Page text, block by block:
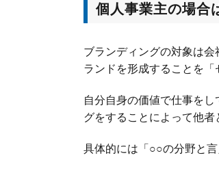
個人事業主の場合
ブランディングの対象は
ランドを形成することを「
自分自身の価値で仕事を
グをすることによって他者
具体的には「○○の分野と